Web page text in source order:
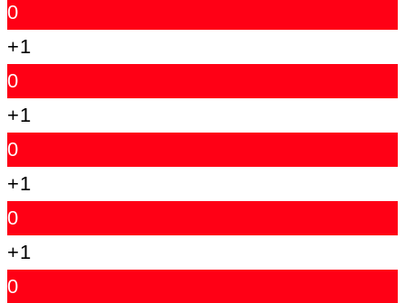
0
+1
0
+1
0
+1
0
+1
0